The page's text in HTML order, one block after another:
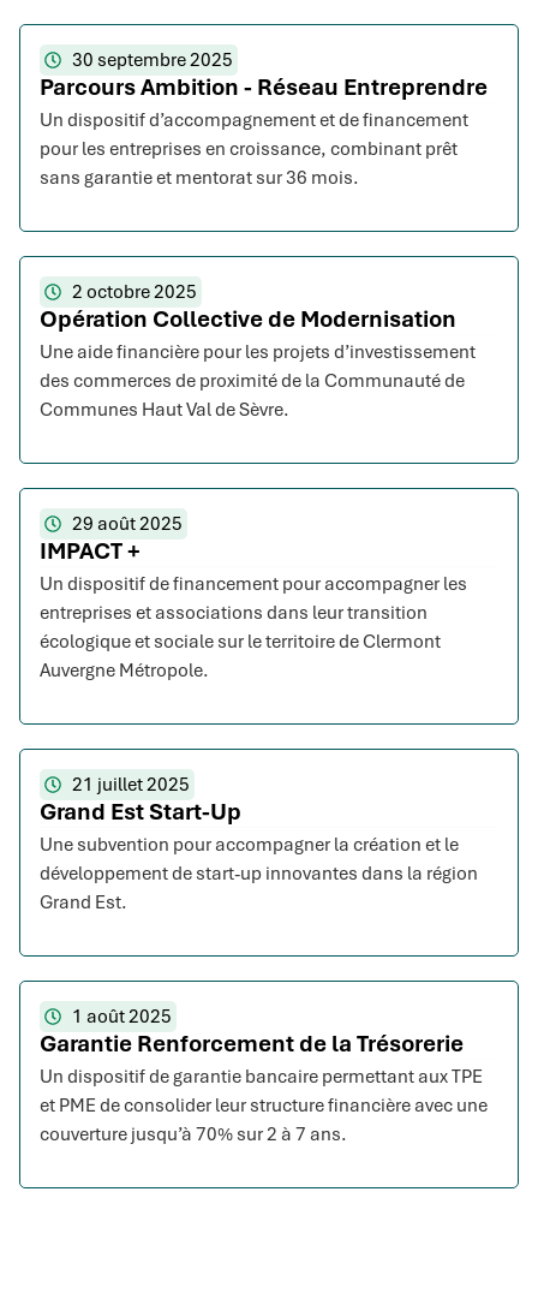
30 septembre 2025
Parcours Ambition - Réseau Entreprendre
Un dispositif d’accompagnement et de financement
pour les entreprises en croissance, combinant prêt
sans garantie et mentorat sur 36 mois.
2 octobre 2025
Opération Collective de Modernisation
Une aide financière pour les projets d’investissement
des commerces de proximité de la Communauté de
Communes Haut Val de Sèvre.
29 août 2025
IMPACT +
Un dispositif de financement pour accompagner les
entreprises et associations dans leur transition
écologique et sociale sur le territoire de Clermont
Auvergne Métropole.
21 juillet 2025
Grand Est Start-Up
Une subvention pour accompagner la création et le
développement de start-up innovantes dans la région
Grand Est.
1 août 2025
Garantie Renforcement de la Trésorerie
Un dispositif de garantie bancaire permettant aux TPE
et PME de consolider leur structure financière avec une
couverture jusqu’à 70% sur 2 à 7 ans.